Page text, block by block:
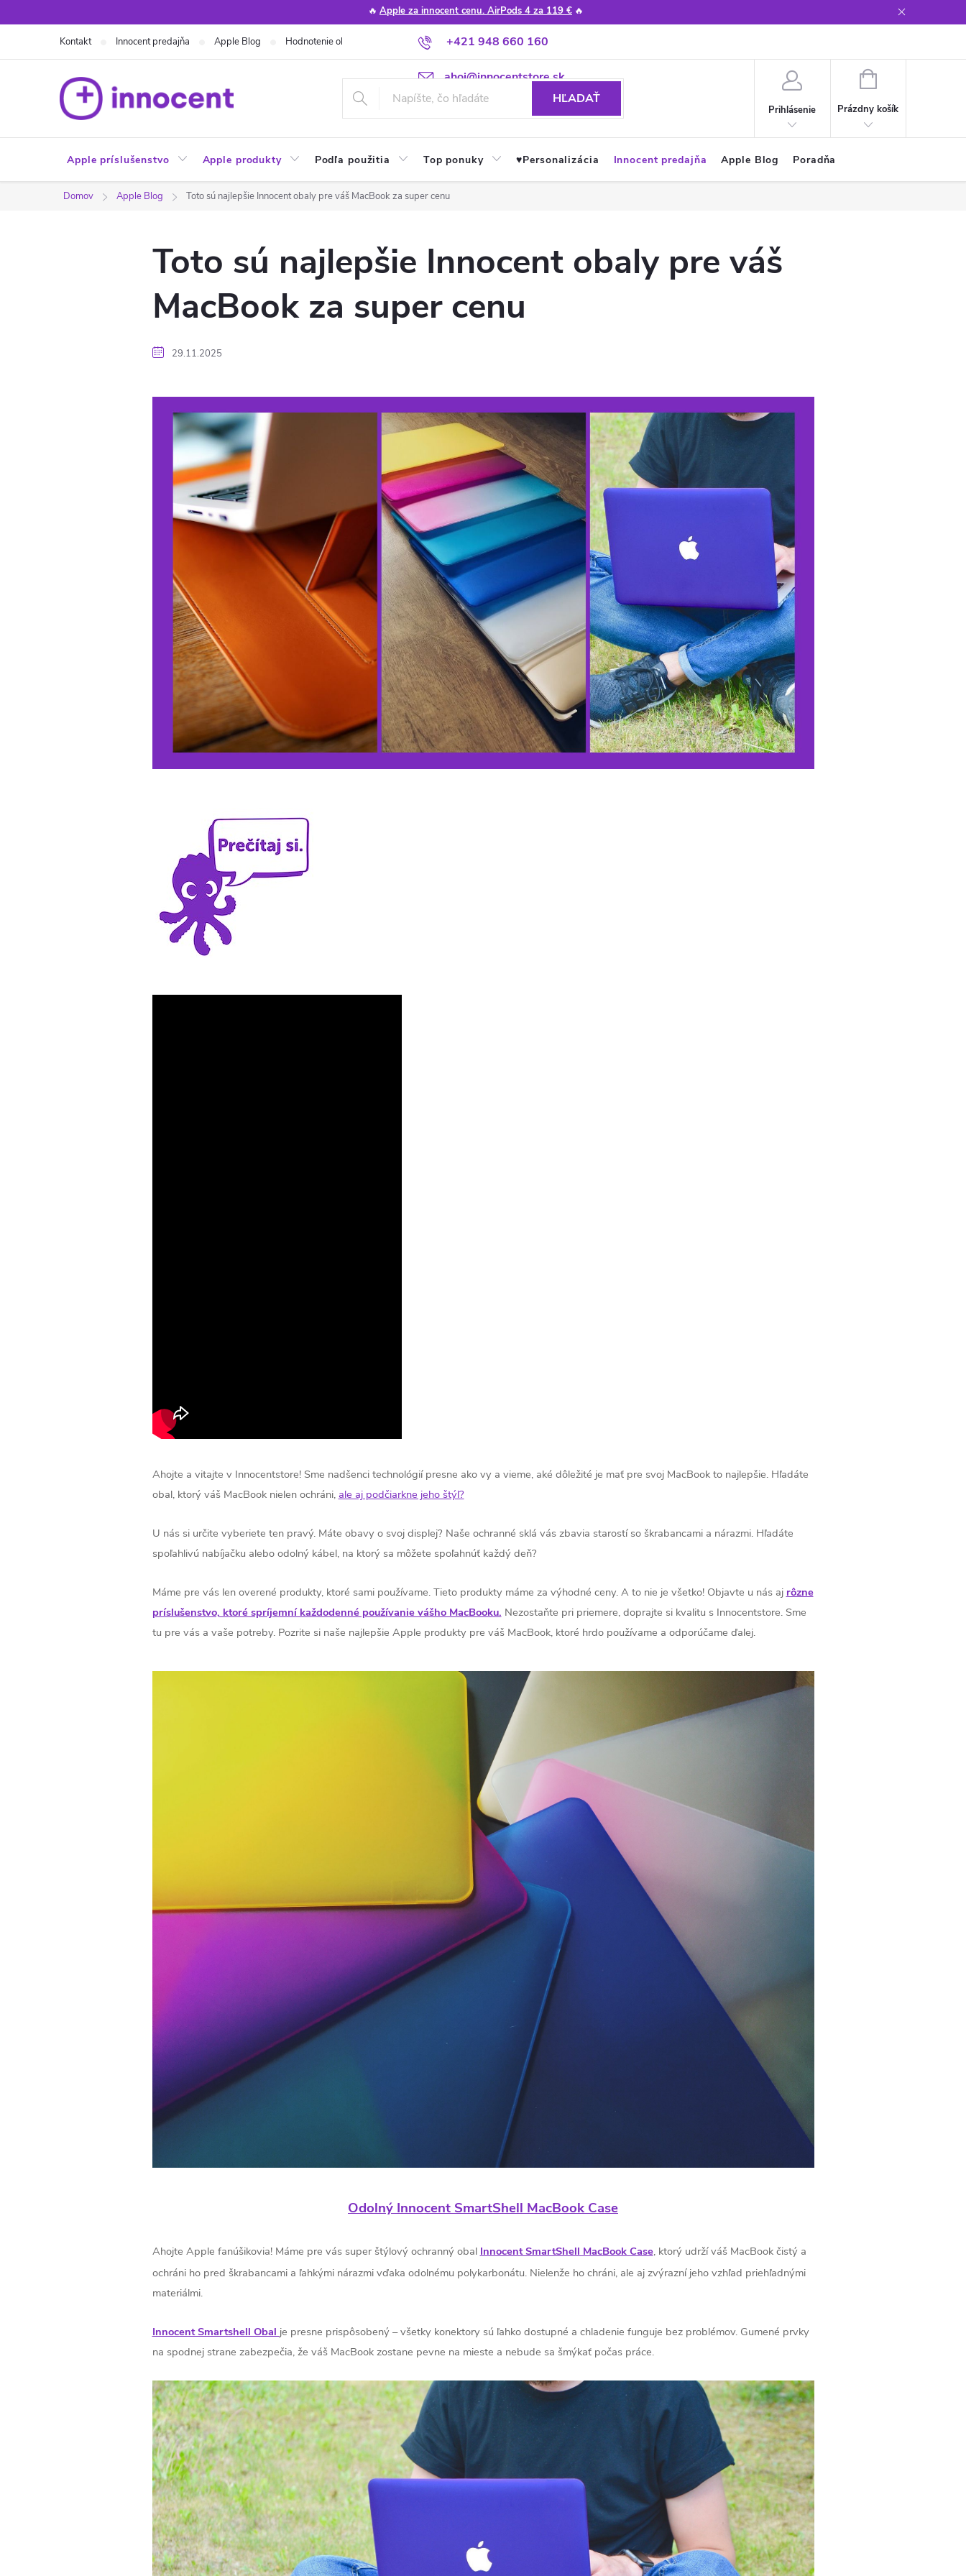
na
🔥 Apple za innocent cenu. AirPods 4 za 119 € 🔥
+421 948 660 160
ahoj@innocentstore.sk
Kontakt Innocent predajňa Apple Blog Hodnotenie obchodu Poradňa Apple návody a tipy
HĽADAŤ
Prihlásenie
NÁKUPNÝ
Prázdny košík
Apple príslušenstvo Apple produkty Podľa použitia Top ponuky ♥︎Personalizácia Innocent predajňa Apple Blog Poradňa
Domov Apple Blog Toto sú najlepšie Innocent obaly pre váš MacBook za super cenu
Toto sú najlepšie Innocent obaly pre váš
MacBook za super cenu
29.11.2025
Ahojte a vitajte v Innocentstore! Sme nadšenci technológií presne ako vy a vieme, aké dôležité je mať pre svoj MacBook to najlepšie. Hľadáte
obal, ktorý váš MacBook nielen ochráni, ale aj podčiarkne jeho štýl?
U nás si určite vyberiete ten pravý. Máte obavy o svoj displej? Naše ochranné sklá vás zbavia starostí so škrabancami a nárazmi. Hľadáte
spoľahlivú nabíjačku alebo odolný kábel, na ktorý sa môžete spoľahnúť každý deň?
Máme pre vás len overené produkty, ktoré sami používame. Tieto produkty máme za výhodné ceny. A to nie je všetko! Objavte u nás aj rôzne
príslušenstvo, ktoré spríjemní každodenné používanie vášho MacBooku. Nezostaňte pri priemere, doprajte si kvalitu s Innocentstore. Sme
tu pre vás a vaše potreby. Pozrite si naše najlepšie Apple produkty pre váš MacBook, ktoré hrdo používame a odporúčame ďalej.
Odolný Innocent SmartShell MacBook Case
Ahojte Apple fanúšikovia! Máme pre vás super štýlový ochranný obal Innocent SmartShell MacBook Case, ktorý udrží váš MacBook čistý a
ochráni ho pred škrabancami a ľahkými nárazmi vďaka odolnému polykarbonátu. Nielenže ho chráni, ale aj zvýrazní jeho vzhľad priehľadnými
materiálmi.
Innocent Smartshell Obal je presne prispôsobený – všetky konektory sú ľahko dostupné a chladenie funguje bez problémov. Gumené prvky
na spodnej strane zabezpečia, že váš MacBook zostane pevne na mieste a nebude sa šmýkať počas práce.